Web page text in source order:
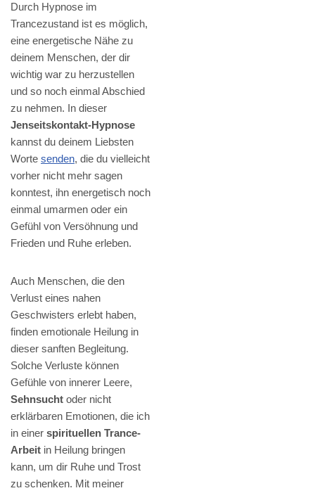
Durch Hypnose im
Trancezustand ist es möglich,
eine energetische Nähe zu
deinem Menschen, der dir
wichtig war zu herzustellen
und so noch einmal Abschied
zu nehmen. In dieser
Jenseitskontakt-Hypnose
kannst du deinem Liebsten
Worte senden, die du vielleicht
vorher nicht mehr sagen
konntest, ihn energetisch noch
einmal umarmen oder ein
Gefühl von Versöhnung und
Frieden und Ruhe erleben.
Auch Menschen, die den
Verlust eines nahen
Geschwisters erlebt haben,
finden emotionale Heilung in
dieser sanften Begleitung.
Solche Verluste können
Gefühle von innerer Leere,
Sehnsucht oder nicht
erklärbaren Emotionen, die ich
in einer spirituellen Trance-
Arbeit in Heilung bringen
kann, um dir Ruhe und Trost
zu schenken. Mit meiner